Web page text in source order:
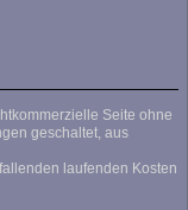
Seite ohne
geschaltet, aus
laufenden Kosten